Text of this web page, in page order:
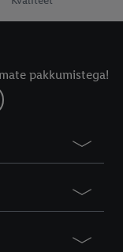
pakkumistega!